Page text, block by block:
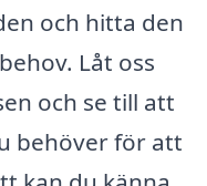
och hitta den
Låt oss
och se till att
behöver för att